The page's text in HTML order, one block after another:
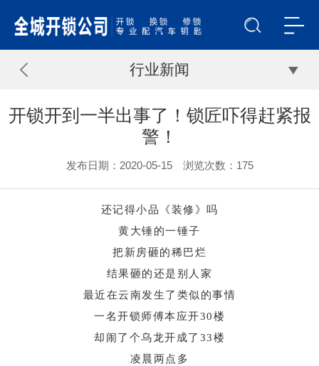
行业新闻
开锁开到一半出事了！锁匠吓得赶紧报
警！
发布日期：2020-05-15 浏览次数： 175
还记得小品《装修》吗
黄大锤的一锤子
把新房砸的稀巴烂
结果砸的还是别人家
最近在云南发生了类似的事情
一名开锁师傅本应开30楼
却闹了个乌龙开成了33楼
凌晨两点多